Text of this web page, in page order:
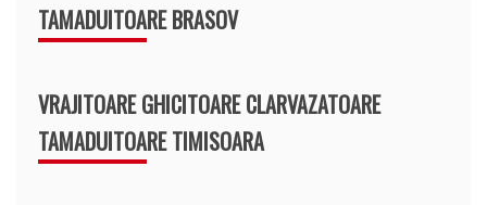
TAMADUITOARE BRASOV
VRAJITOARE GHICITOARE CLARVAZATOARE
TAMADUITOARE TIMISOARA